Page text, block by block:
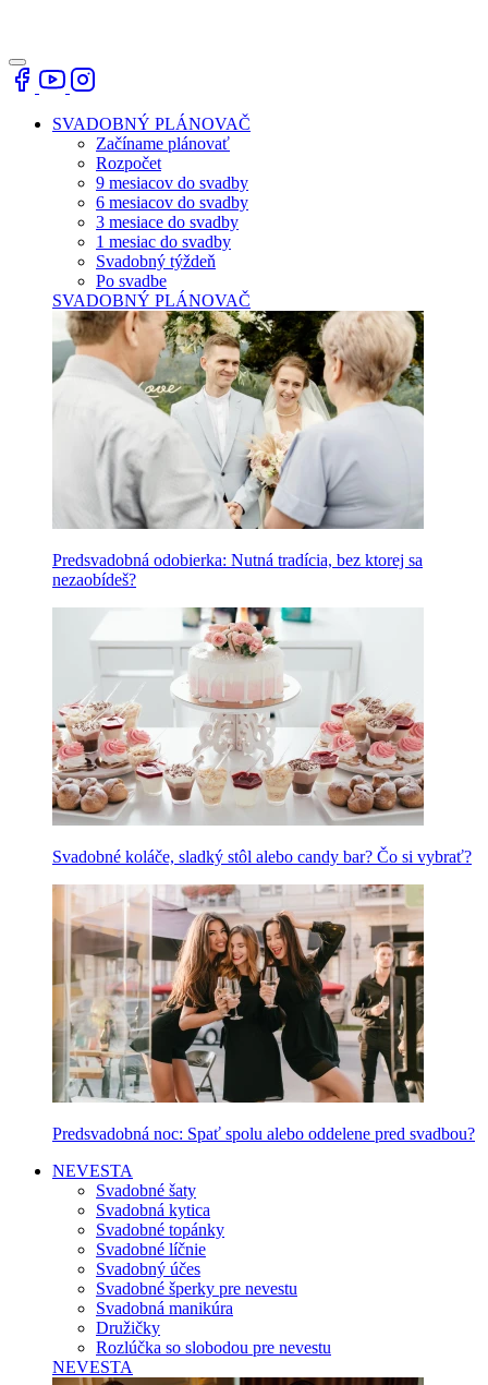
SVADOBNÝ PLÁNOVAČ
Začíname plánovať
Rozpočet
9 mesiacov do svadby
6 mesiacov do svadby
3 mesiace do svadby
1 mesiac do svadby
Svadobný týždeň
Po svadbe
SVADOBNÝ PLÁNOVAČ
Predsvadobná odobierka: Nutná tradícia, bez ktorej sa
nezaobídeš?
Svadobné koláče, sladký stôl alebo candy bar? Čo si vybrať?
Predsvadobná noc: Spať spolu alebo oddelene pred svadbou?
NEVESTA
Svadobné šaty
Svadobná kytica
Svadobné topánky
Svadobné líčnie
Svadobný účes
Svadobné šperky pre nevestu
Svadobná manikúra
Družičky
Rozlúčka so slobodou pre nevestu
NEVESTA